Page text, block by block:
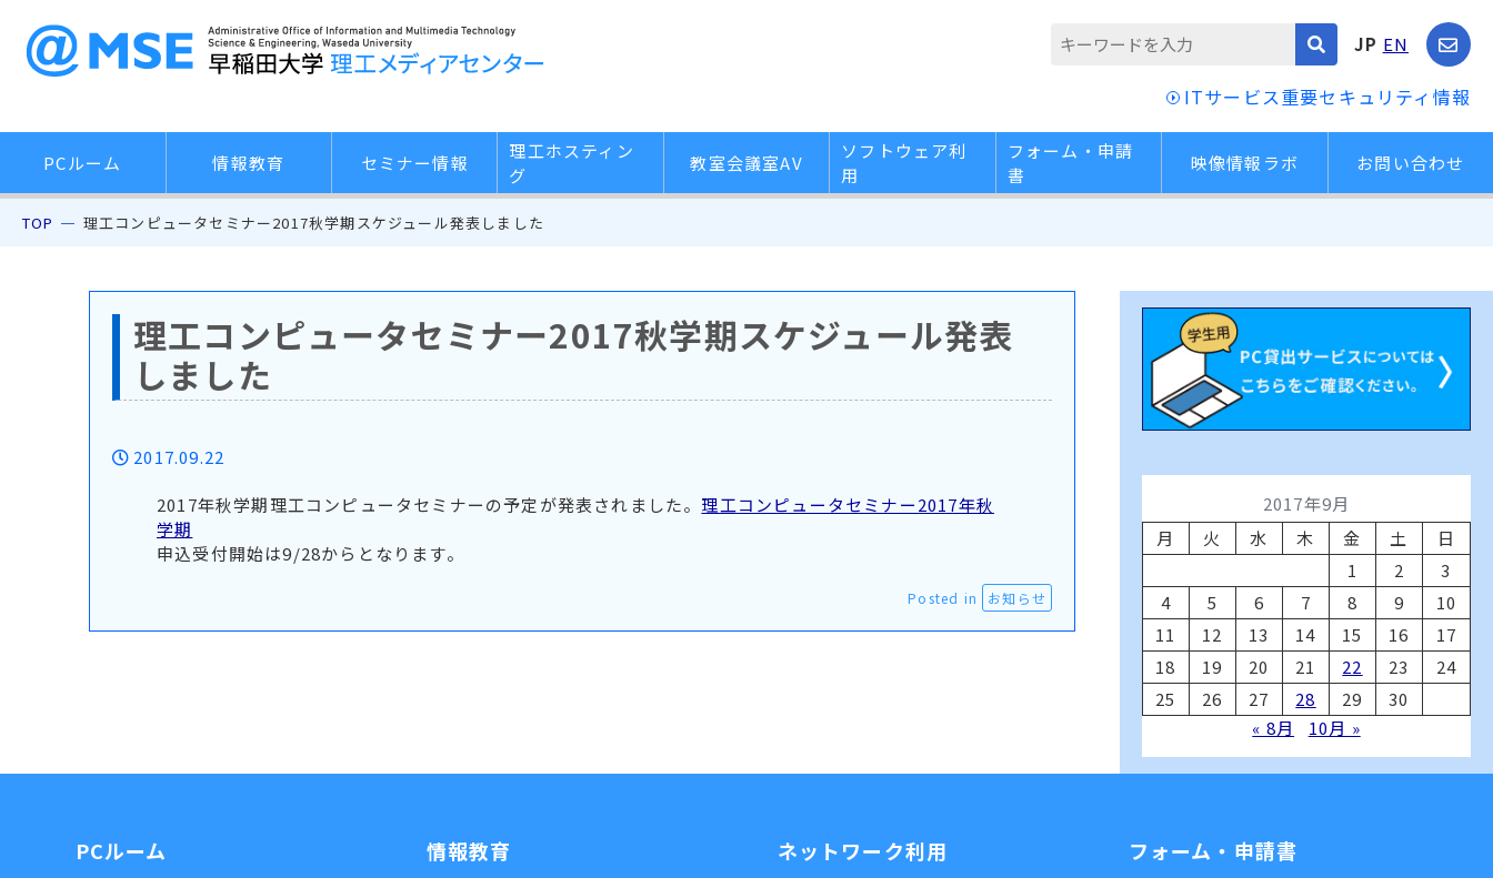
JP EN
ITサービス重要セキュリティ情報
PCルーム 情報教育 セミナー情報
理工ホスティン
グ
教室会議室AV
ソフトウェア利
用
フォーム・申請
書
映像情報ラボ お問い合わせ
TOP 理工コンピュータセミナー2017秋学期スケジュール発表しました
理工コンピュータセミナー2017秋学期スケジュール発表
しました
2017.09.22
2017年秋学期理工コンピュータセミナーの予定が発表されました。 理工コンピュータセミナー2017年秋
学期
申込受付開始は9/28からとなります。
Posted in お知らせ
2017年9月
月
火 水 木 金 土
日
1
2
3
4
5 6 7 8 9
10
11
12 13 14 15 16
17
18
19 20 21 22 23
24
25
26 27 28 29
30
« 8月
10月 »
PCルーム 情報教育 ネットワーク利用 フォーム・申請書